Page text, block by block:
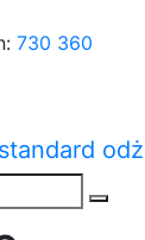
730 360